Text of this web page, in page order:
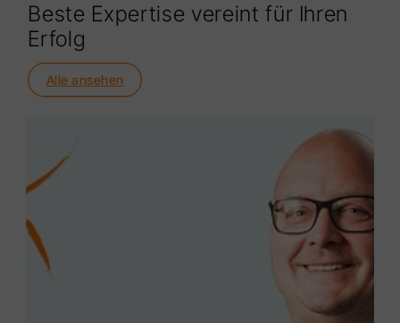
Beste Expertise vereint für Ihren
Erfolg
Alle ansehen